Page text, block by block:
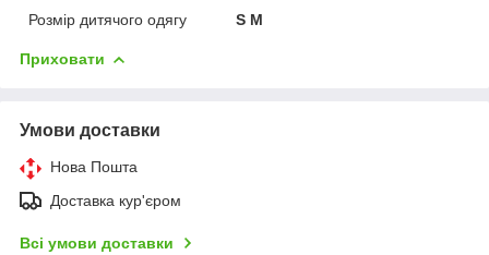
Розмір дитячого одягу
S M
Приховати
Умови доставки
Нова Пошта
Доставка кур'єром
Всі умови доставки